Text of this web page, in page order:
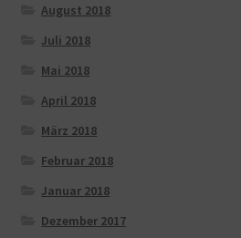
August 2018
Juli 2018
Mai 2018
April 2018
März 2018
Februar 2018
Januar 2018
Dezember 2017